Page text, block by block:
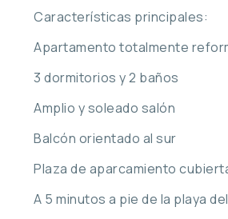
Características principales:
Apartamento totalmente
3 dormitorios y 2 baños
Amplio y soleado salón
Balcón orientado al sur
Plaza de aparcamiento
A 5 minutos a pie de la playa